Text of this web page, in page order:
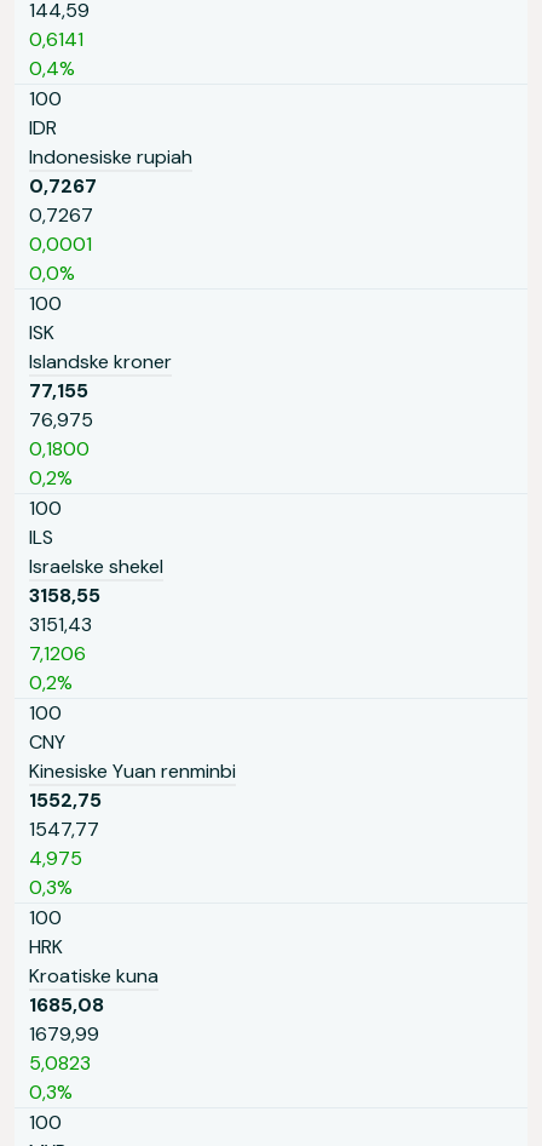
144,59
0,6141
0,4%
100
IDR
Indonesiske rupiah
0,7267
0,7267
0,0001
0,0%
100
ISK
Islandske kroner
77,155
76,975
0,1800
0,2%
100
ILS
Israelske shekel
3158,55
3151,43
7,1206
0,2%
100
CNY
Kinesiske Yuan renminbi
1552,75
1547,77
4,975
0,3%
100
HRK
Kroatiske kuna
1685,08
1679,99
5,0823
0,3%
100